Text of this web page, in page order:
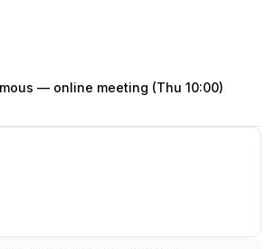
— online meeting (Thu 10:00)